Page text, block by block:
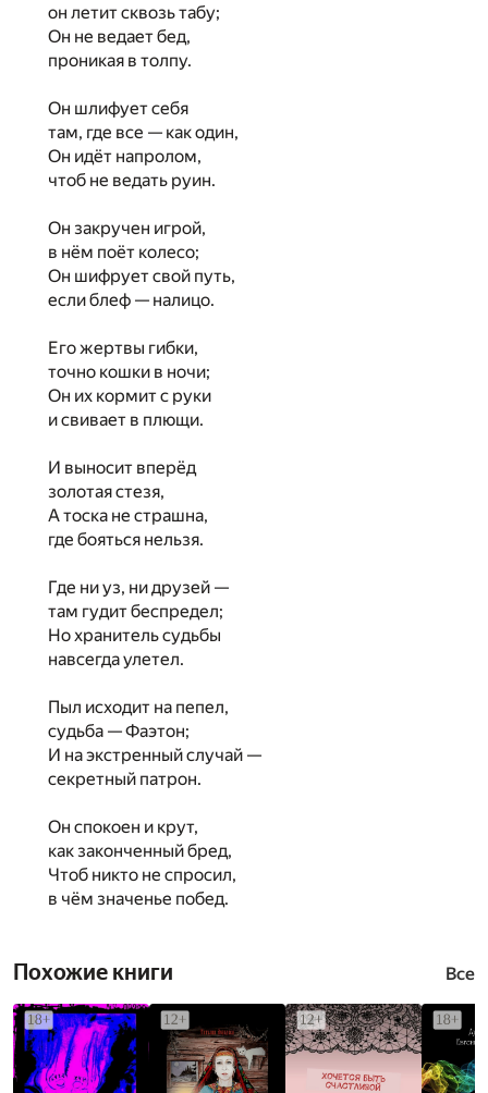
он летит сквозь табу;
Он не ведает бед,
проникая в толпу.
Он шлифует себя
там, где все — как один,
Он идёт напролом,
чтоб не ведать руин.
Он закручен игрой,
в нём поёт колесо;
Он шифрует свой путь,
если блеф — налицо.
Его жертвы гибки,
точно кошки в ночи;
Он их кормит с руки
и свивает в плющи.
И выносит вперёд
золотая стезя,
А тоска не страшна,
где бояться нельзя.
Где ни уз, ни друзей —
там гудит беспредел;
Но хранитель судьбы
навсегда улетел.
Пыл исходит на пепел,
судьба — Фаэтон;
И на экстренный случай —
секретный патрон.
Он спокоен и крут,
как законченный бред,
Чтоб никто не спросил,
в чём значенье побед.
Похожие книги Все